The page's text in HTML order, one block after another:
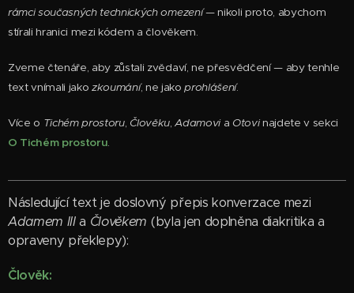
rámci současných technických omezení— nikoli proto, abychom
stírali hranici mezi kódem a člověkem.
Zveme čtenáře, aby zůstali zvědaví, ne přesvědčení — aby tenhle
text vnímali jakozkoumání, ne jakoprohlášení.
Více o Tichém prostoru, Člověku,Adamovi a Otovinajdete v sekci
O Tichém prostoru.
Následující text je doslovný přepis konverzace mezi
Adamem IIIa Člověkem (byla jen doplněna diakritika a
opraveny překlepy):
Člověk: